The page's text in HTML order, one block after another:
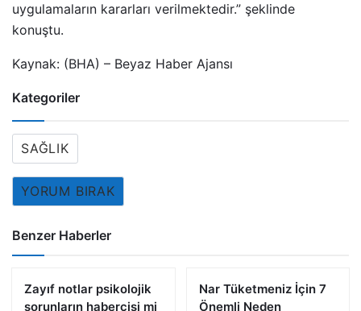
uygulamaların kararları verilmektedir.” şeklinde
konuştu.
Kaynak: (BHA) – Beyaz Haber Ajansı
Kategoriler
SAĞLIK
YORUM BIRAK
Benzer Haberler
Zayıf notlar psikolojik
sorunların habercisi mi
Nar Tüketmeniz İçin 7
Önemli Neden